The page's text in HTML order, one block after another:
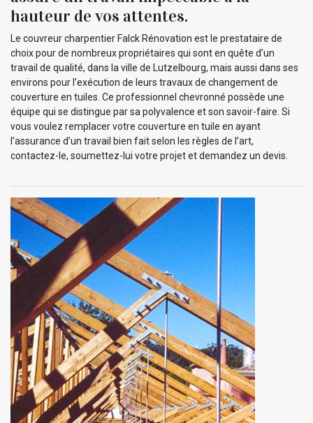
hauteur de vos attentes.
Le couvreur charpentier Falck Rénovation est le prestataire de
choix pour de nombreux propriétaires qui sont en quête d’un
travail de qualité, dans la ville de Lutzelbourg, mais aussi dans ses
environs pour l’exécution de leurs travaux de changement de
couverture en tuiles. Ce professionnel chevronné possède une
équipe qui se distingue par sa polyvalence et son savoir-faire. Si
vous voulez remplacer votre couverture en tuile en ayant
l’assurance d’un travail bien fait selon les règles de l’art,
contactez-le, soumettez-lui votre projet et demandez un devis.